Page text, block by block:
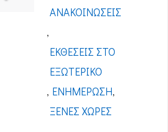
ΑΝΑΚΟΙΝΏΣΕΙΣ
,
ΕΚΘΈΣΕΙΣ ΣΤΟ
ΕΞΩΤΕΡΙΚΌ
, ΕΝΗΜΈΡΩΣΗ,
ΞΈΝΕΣ ΧΏΡΕΣ